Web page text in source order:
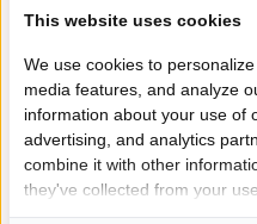
Wij zitten
0162-
This website uses cookies
We use cookies to
media features, and analyze
information about your use of
advertising, and analytics
combine it with other
they've collected from your